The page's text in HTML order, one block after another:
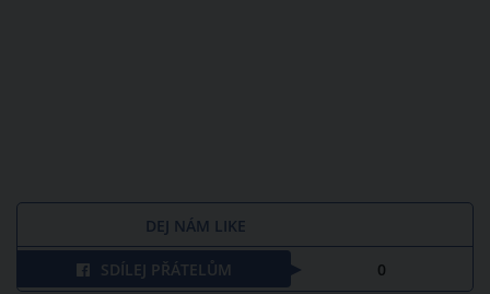
DEJ NÁM LIKE
SDÍLEJ PŘÁTELŮM 0